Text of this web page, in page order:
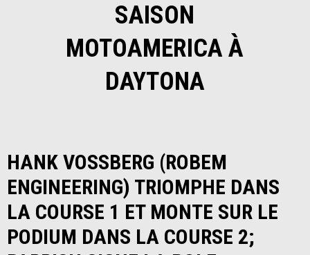
SAISON
MOTOAMERICA À
DAYTONA
HANK VOSSBERG (ROBEM
ENGINEERING) TRIOMPHE DANS
LA COURSE 1 ET MONTE SUR LE
PODIUM DANS LA COURSE 2;